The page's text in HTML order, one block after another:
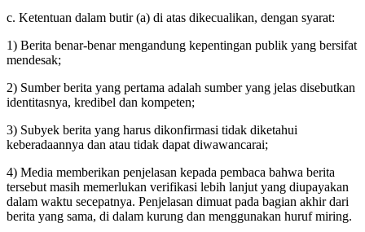
c. Ketentuan dalam butir (a) di atas dikecualikan, dengan syarat:
1) Berita benar-benar mengandung kepentingan publik yang bersifat
mendesak;
2) Sumber berita yang pertama adalah sumber yang jelas disebutkan
identitasnya, kredibel dan kompeten;
3) Subyek berita yang harus dikonfirmasi tidak diketahui
keberadaannya dan atau tidak dapat diwawancarai;
4) Media memberikan penjelasan kepada pembaca bahwa berita
tersebut masih memerlukan verifikasi lebih lanjut yang diupayakan
dalam waktu secepatnya. Penjelasan dimuat pada bagian akhir dari
berita yang sama, di dalam kurung dan menggunakan huruf miring.